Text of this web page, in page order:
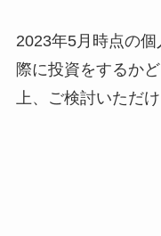
2023年5月時点の
際に投資をするか
上、ご検討いただ